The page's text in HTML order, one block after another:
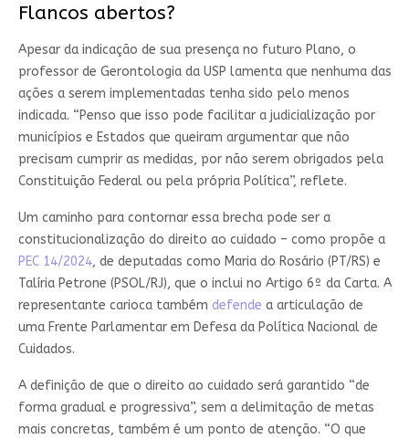
Flancos abertos?
Apesar da indicação de sua presença no futuro Plano, o
professor de Gerontologia da USP lamenta que nenhuma das
ações a serem implementadas tenha sido pelo menos
indicada. “Penso que isso pode facilitar a judicialização por
municípios e Estados que queiram argumentar que não
precisam cumprir as medidas, por não serem obrigados pela
Constituição Federal ou pela própria Política”, reflete.
Um caminho para contornar essa brecha pode ser a
constitucionalização do direito ao cuidado – como propõe a
PEC 14/2024, de deputadas como Maria do Rosário (PT/RS) e
Talíria Petrone (PSOL/RJ), que o inclui no Artigo 6º da Carta. A
representante carioca também defende a articulação de
uma Frente Parlamentar em Defesa da Política Nacional de
Cuidados.
A definição de que o direito ao cuidado será garantido “de
forma gradual e progressiva”, sem a delimitação de metas
mais concretas, também é um ponto de atenção. “O que